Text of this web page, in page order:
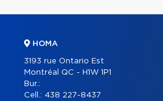
HOMA
3193 rue Ontario Est
Montréal QC - H1W 1P1
Bur.:
Cell.: 438 227-8437